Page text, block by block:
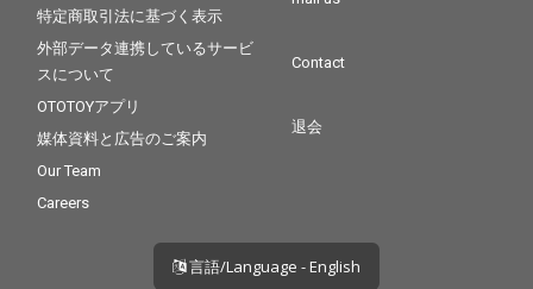
特定商取引法に基づく表示
外部データ連携しているサービ
スについて
OTOTOYアプリ
媒体資料と広告のご案内
Our Team
Careers
Contact
退会
言語/Language - English